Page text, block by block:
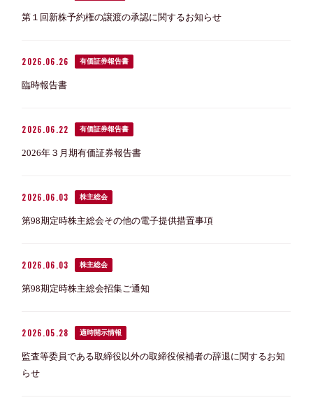
第１回新株予約権の譲渡の承認に関するお知らせ
2026.06.26 有価証券報告書
臨時報告書
2026.06.22 有価証券報告書
2026年３月期有価証券報告書
2026.06.03 株主総会
第98期定時株主総会その他の電子提供措置事項
2026.06.03 株主総会
第98期定時株主総会招集ご通知
2026.05.28 適時開示情報
監査等委員である取締役以外の取締役候補者の辞退に関するお知
らせ